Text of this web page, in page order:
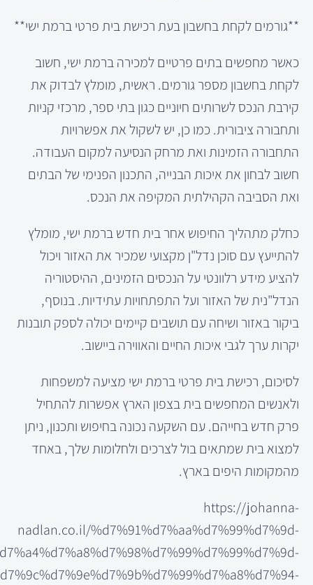
**גורמים לקחת בחשבון בעת רכישת בית פרטי ברמת ישי**
כאשר מחפשים בתים פרטיים למכירה ברמת ישי, חשוב
לקחת בחשבון מספר גורמים. ראשית, מומלץ לבדוק את
קירבת הנכס לשרותים חיוניים כגון בתי ספר, מרכזי קניות
ותחבורה ציבורית. כמו כן, יש לשקול את אפשרויות
התחבורה הזמינות ואת מרחק הנסיעה למקום העבודה.
חשוב לבחון את איכות הבנייה, התכנון הפנימי של הבתים
ואת הסביבה הקהילתית המקיפה את הנכס.
כחלק מתהליך החיפוש אחר בית חדש ברמת ישי, מומלץ
להתייעץ עם סוכן נדל"ן מקצועי שמכיר את האזור ויכול
להציע מידע רלוונטי על הנכסים הזמינים, ההיסטוריה
הנדל"נית של האזור ועל התפתחויות עתידיות. בנוסף,
ביקור באזור ושיחה עם תושבים קיימים יכולה לספק תובנות
יקרות ערך לגבי איכות החיים והאווירה ביישוב.
לסיכום, רכישת בית פרטי ברמת ישי מציעה למשפחות
ולאנשים המחפשים בית בצפון הארץ אפשרות להתחיל
פרק חדש בחייהם. עם השקעה נכונה בחיפוש ותכנון, ניתן
למצוא בית שמתאים בול לצרכים ולחלומות שלך, באחד
מהמקומות היפים בארץ.
https://johanna-
nadlan.co.il/%d7%91%d7%aa%d7%99%d7%9d-
%d7%a4%d7%a8%d7%98%d7%99%d7%99%d7%9d-
%d7%9c%d7%9e%d7%9b%d7%99%d7%a8%d7%94-